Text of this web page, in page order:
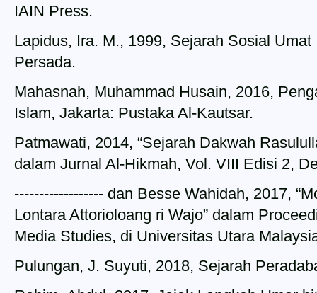
IAIN Press.
Lapidus, Ira. M., 1999, Sejarah Sosial
Persada.
Mahasnah, Muhammad Husain, 2016,
Islam, Jakarta: Pustaka Al-Kautsar.
Patmawati, 2014, “Sejarah Dakwah
dalam Jurnal Al-Hikmah, Vol. VIII Edisi 2,
------------------ dan Besse Wahidah, 2017,
Lontara Attorioloang ri Wajo” dalam
Media Studies, di Universitas Utara
Pulungan, J. Suyuti, 2018, Sejarah